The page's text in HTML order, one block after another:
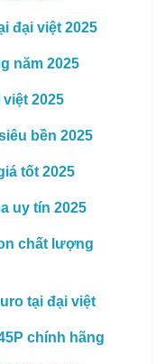
đại việt 2025
năm 2025
2025
bền 2025
tốt 2025
uy tín 2025
chất lượng
tại đại việt
chính hãng